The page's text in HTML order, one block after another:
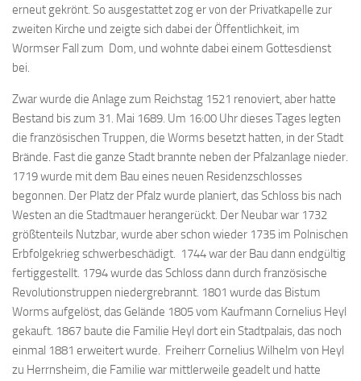
erneut gekrönt. So ausgestattet zog er von der Privatkapelle zur
zweiten Kirche und zeigte sich dabei der Öffentlichkeit, im
Wormser Fall zum Dom, und wohnte dabei einem Gottesdienst
bei.
Zwar wurde die Anlage zum Reichstag 1521 renoviert, aber hatte
Bestand bis zum 31. Mai 1689. Um 16:00 Uhr dieses Tages legten
die französischen Truppen, die Worms besetzt hatten, in der Stadt
Brände. Fast die ganze Stadt brannte neben der Pfalzanlage nieder.
1719 wurde mit dem Bau eines neuen Residenzschlosses
begonnen. Der Platz der Pfalz wurde planiert, das Schloss bis nach
Westen an die Stadtmauer herangerückt. Der Neubar war 1732
größtenteils Nutzbar, wurde aber schon wieder 1735 im Polnischen
Erbfolgekrieg schwerbeschädigt. 1744 war der Bau dann endgültig
fertiggestellt. 1794 wurde das Schloss dann durch französische
Revolutionstruppen niedergrebrannt. 1801 wurde das Bistum
Worms aufgelöst, das Gelände 1805 vom Kaufmann Cornelius Heyl
gekauft. 1867 baute die Familie Heyl dort ein Stadtpalais, das noch
einmal 1881 erweitert wurde. Freiherr Cornelius Wilhelm von Heyl
zu Herrnsheim, die Familie war mittlerweile geadelt und hatte